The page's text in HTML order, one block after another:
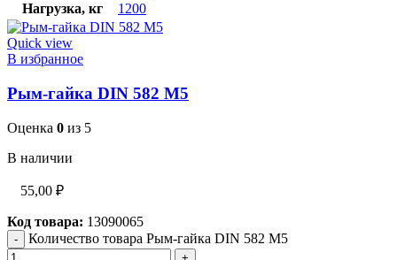
Нагрузка, кг
1200
Quick view
В избранное
Рым-гайка DIN 582 М5
Оценка 0 из 5
В наличии
55,00 ₽
Код товара: 13090065
Количество товара Рым-гайка DIN 582 М5